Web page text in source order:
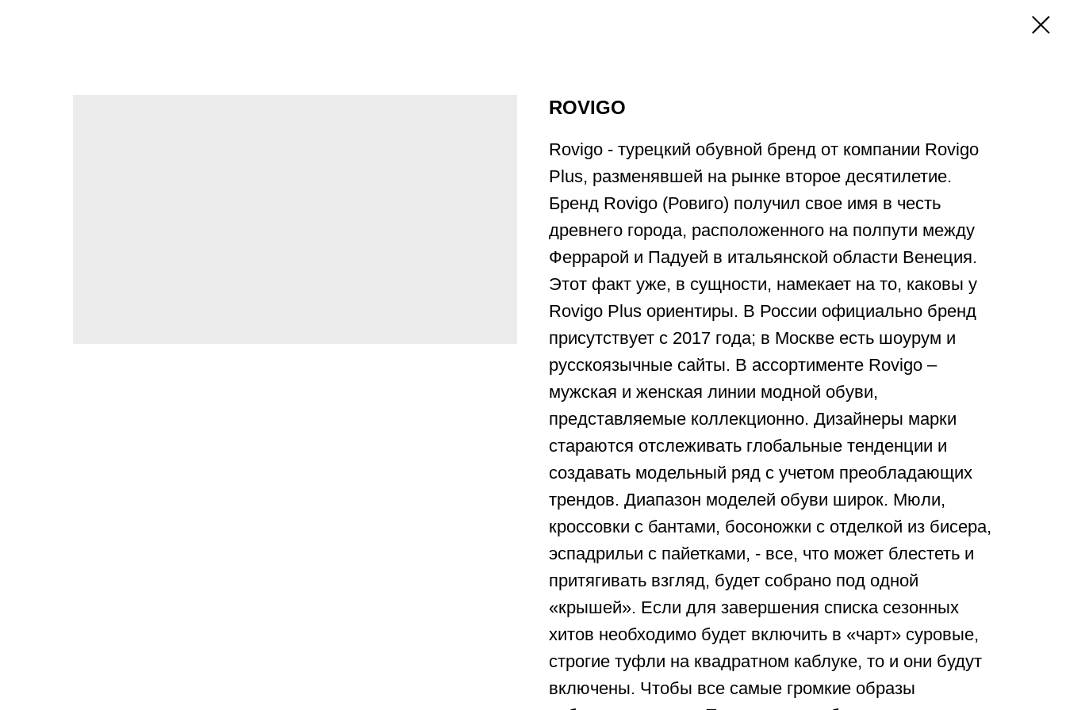
ROVIGO
Rovigo - турецкий обувной бренд от компании Rovigo
Plus, разменявшей на рынке второе десятилетие.
Бренд Rovigo (Ровиго) получил свое имя в честь
древнего города, расположенного на полпути между
Феррарой и Падуей в итальянской области Венеция.
Этот факт уже, в сущности, намекает на то, каковы у
Rovigo Plus ориентиры. В России официально бренд
присутствует с 2017 года; в Москве есть шоурум и
русскоязычные сайты. В ассортименте Rovigo –
мужская и женская линии модной обуви,
представляемые коллекционно. Дизайнеры марки
стараются отслеживать глобальные тенденции и
создавать модельный ряд с учетом преобладающих
трендов. Диапазон моделей обуви широк. Мюли,
кроссовки с бантами, босоножки с отделкой из бисера,
эспадрильи с пайетками, - все, что может блестеть и
притягивать взгляд, будет собрано под одной
«крышей». Если для завершения списка сезонных
хитов необходимо будет включить в «чарт» суровые,
строгие туфли на квадратном каблуке, то и они будут
включены. Чтобы все самые громкие образы